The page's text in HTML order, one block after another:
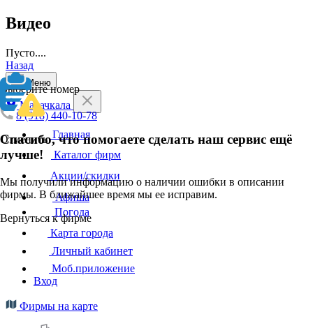
Видео
Пусто....
Назад
Выберите номер
8 (918) 440-10-78
Отменить
Спасибо, что помогаете сделать наш сервис ещё
лучше!
Мы получили информацию о наличии ошибки в описании
фирмы. В ближайшее время мы ее исправим.
Вернуться к фирме
Меню
Махачкала
Главная
Каталог фирм
Акции/скидки
Афиша
Погода
Карта города
Личный кабинет
Моб.приложение
Вход
Фирмы на карте